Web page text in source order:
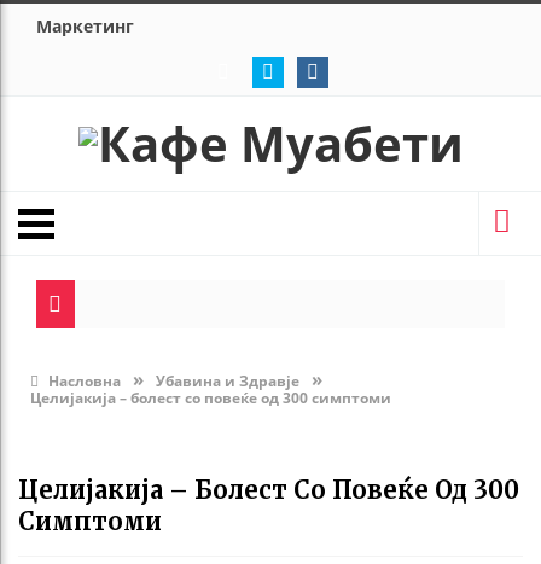
Маркетинг
Насловна » Убавина и Здравје »
Целијакија – болест со повеќе од 300 симптоми
Целијакија – Болест Со Повеќе Од 300
Симптоми